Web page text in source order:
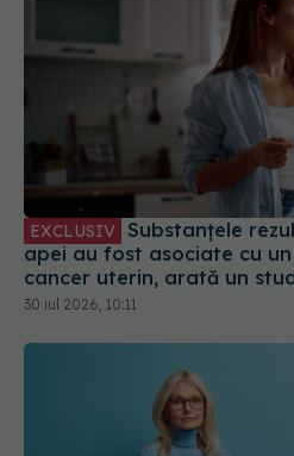
EXCLUSIV
apei au fost asociate cu
cancer uterin, arată un
30 iul 2026, 10:11